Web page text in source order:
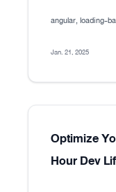
angular, loading-
Jan. 21, 2025
Optimize
Hour Dev